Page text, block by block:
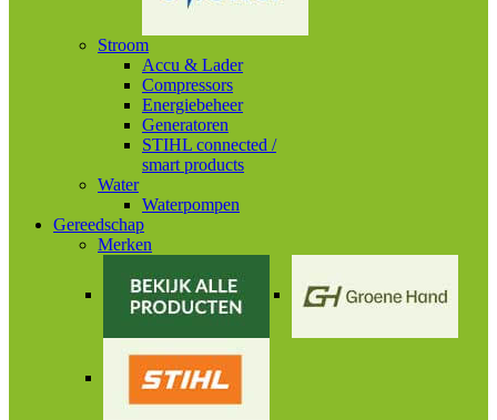
Stroom
Accu & Lader
Compressors
Energiebeheer
Generatoren
STIHL connected /
smart products
Water
Waterpompen
Gereedschap
Merken